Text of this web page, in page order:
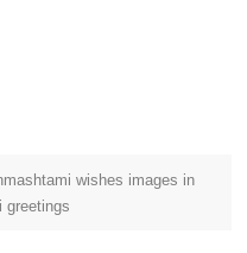
wishes images in
greetings